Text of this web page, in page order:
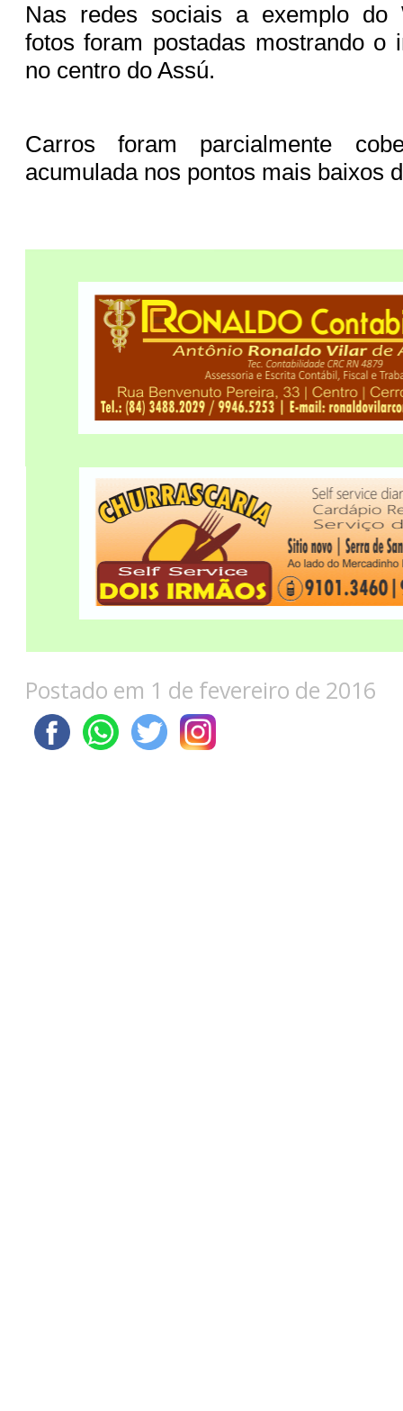
Nas redes sociais a exemplo do
fotos foram postadas mostrando o
no centro do Assú.
Carros foram parcialmente
acumulada nos pontos mais baixos
Postado em 1 de fevereiro de 2016